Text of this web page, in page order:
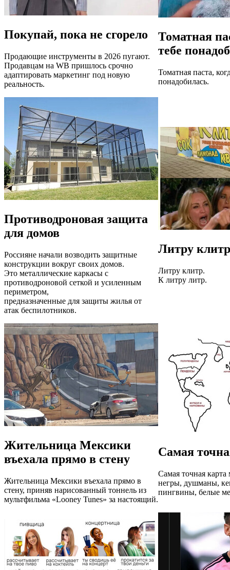
Покупай, пока не сгорело
Продающие инструменты в 2026 пугают.
Продавцам на WB пришлось срочно
адаптировать маркетинг под новую
реальность.
Томатная
тебе
Томатная паста,
понадобилась.
Противодроновая защита
для домов
Россияне начали возводить защитные
конструкции вокруг своих домов.
Это металлические каркасы с
противодроновой сеткой и усиленным
периметром,
предназначенные для защиты жилья от
атак беспилотников.
Литру клитр
Литру клитр.
К литру литр.
Жительница Мексики
въехала прямо в стену
Жительница Мексики въехала прямо в
стену, приняв нарисованный тоннель из
мультфильма «Looney Tunes» за настоящий.
Самая
Самая точная
негры, душманы,
пингвины, белые